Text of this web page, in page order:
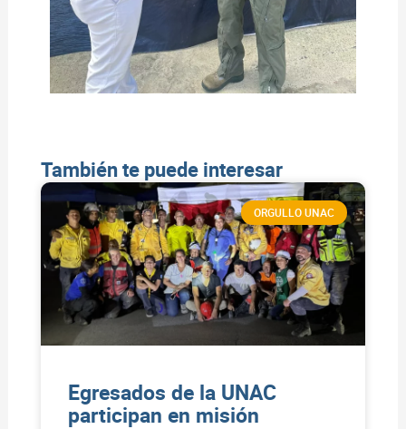
También te puede interesar
ORGULLO UNAC
Egresados de la UNAC
participan en misión